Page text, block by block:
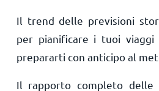
Il trend delle previsioni
per pianificare i tuoi viaggi
prepararti con anticipo al
Il rapporto completo delle